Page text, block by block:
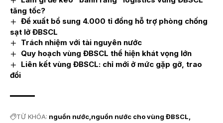
tăng tốc?
Đề xuất bổ sung 4.000 tỉ đồng hỗ trợ phòng chống
sạt lở ĐBSCL
Trách nhiệm với tài nguyên nước
Quy hoạch vùng ĐBSCL thể hiện khát vọng lớn
Liên kết vùng ĐBSCL: chỉ mới ở mức gặp gỡ, trao
đổi
TỪ KHÓA: nguồn nước nguồn nước cho vùng ĐBSCL